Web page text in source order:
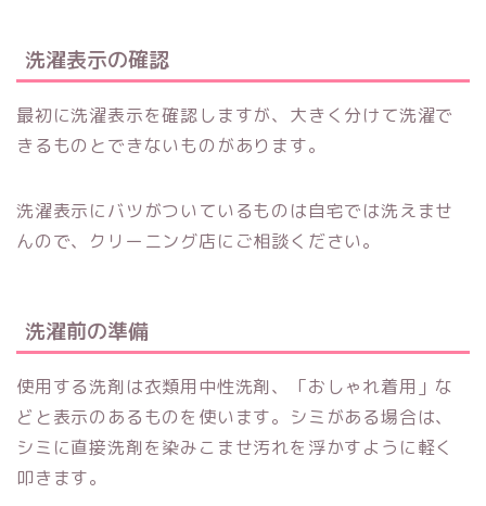
洗濯表示の確認
最初に洗濯表示を確認しますが、大きく分けて洗濯で
きるものとできないものがあります。
洗濯表示にバツがついているものは自宅では洗えませ
んので、クリーニング店にご相談ください。
洗濯前の準備
使用する洗剤は衣類用中性洗剤、「おしゃれ着用」な
どと表示のあるものを使います。シミがある場合は、
シミに直接洗剤を染みこませ汚れを浮かすように軽く
叩きます。